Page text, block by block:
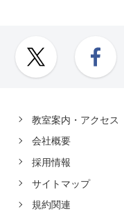
教室案内・アクセス
会社概要
採用情報
サイトマップ
規約関連